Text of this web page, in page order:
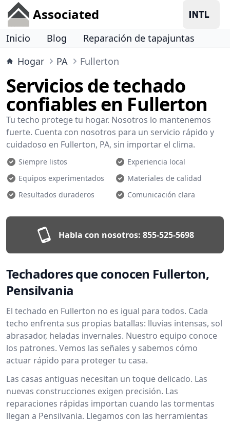
Associated
Inicio Blog
Reparación de tapajuntas
Hogar
PA Fullerton
Servicios de techado
confiables en Fullerton
Tu techo protege tu hogar. Nosotros lo mantenemos
fuerte. Cuenta con nosotros para un servicio rápido y
cuidadoso en Fullerton, PA, sin importar el clima.
Siempre listos
Experiencia local
Equipos experimentados
Materiales de calidad
Resultados duraderos
Comunicación clara
Habla con nosotros: 855-525-5698
Techadores que conocen Fullerton,
Pensilvania
El techado en Fullerton no es igual para todos. Cada
techo enfrenta sus propias batallas: lluvias intensas, sol
abrasador, heladas invernales. Nuestro equipo conoce
los patrones. Vemos las señales y sabemos cómo
actuar rápido para proteger tu casa.
Las casas antiguas necesitan un toque delicado. Las
nuevas construcciones exigen precisión. Las
reparaciones rápidas importan cuando las tormentas
llegan a Pensilvania. Llegamos con las herramientas